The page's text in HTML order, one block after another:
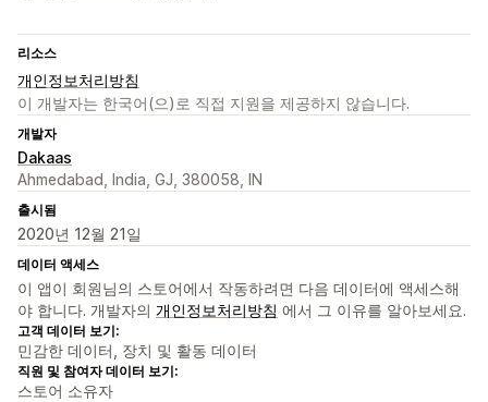
리소스
개인정보처리방침
이 개발자는 한국어(으)로 직접 지원을 제공하지 않습니다.
개발자
Dakaas
Ahmedabad, India, GJ, 380058, IN
출시됨
2020년 12월 21일
데이터 액세스
이 앱이 회원님의 스토어에서 작동하려면 다음 데이터에 액세스해
야 합니다. 개발자의 개인정보처리방침 에서 그 이유를 알아보세요.
고객 데이터 보기:
민감한 데이터, 장치 및 활동 데이터
직원 및 참여자 데이터 보기:
스토어 소유자